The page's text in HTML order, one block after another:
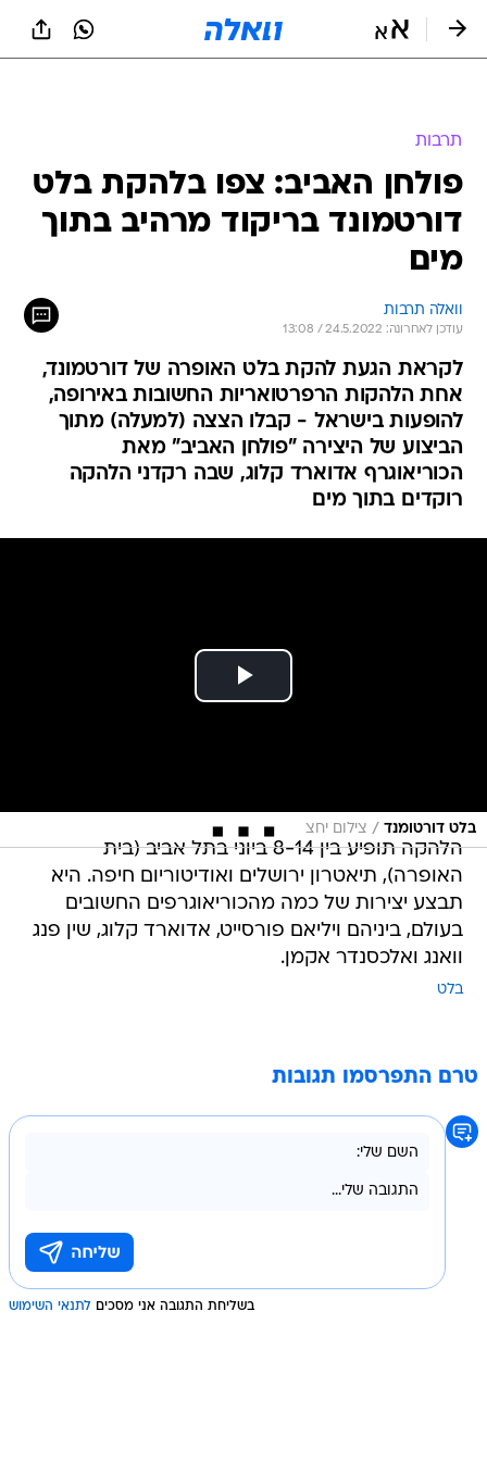
תרבות
פולחן האביב: צפו בלהקת בלט
דורטמונד בריקוד מרהיב בתוך
מים
וואלה תרבות
עודכן לאחרונה: 24.5.2022 / 13:08
לקראת הגעת להקת בלט האופרה של דורטמונד,
אחת הלהקות הרפרטואריות החשובות באירופה,
להופעות בישראל - קבלו הצצה (למעלה) מתוך
הביצוע של היצירה "פולחן האביב" מאת
הכוריאוגרף אדוארד קלוג, שבה רקדני הלהקה
רוקדים בתוך מים
בלט דורטומנד / צילום יחצ
הלהקה תופיע בין 8-14 ביוני בתל אביב (בית
האופרה), תיאטרון ירושלים ואודיטוריום חיפה. היא
תבצע יצירות של כמה מהכוריאוגרפים החשובים
בעולם, ביניהם ויליאם פורסייט, אדוארד קלוג, שין פנג
וואנג ואלכסנדר אקמן.
בלט
טרם התפרסמו תגובות
בשליחת התגובה אני מסכים לתנאי השימוש